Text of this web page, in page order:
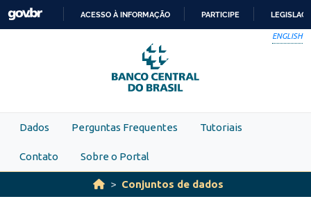
Skip to main content
PARA
O
CONTEÚDO
ACESSO À INFORMAÇÃO PARTICIPE
ENGLISH
Dados Perguntas Frequentes Tutoriais
Contato Sobre o Portal
Conjuntos de dados